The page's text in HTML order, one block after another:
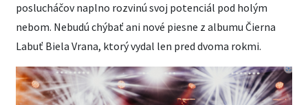
poslucháčov naplno rozvinú svoj potenciál pod holým
nebom. Nebudú chýbať ani nové piesne z albumu Čierna
Labuť Biela Vrana, ktorý vydal len pred dvoma rokmi.